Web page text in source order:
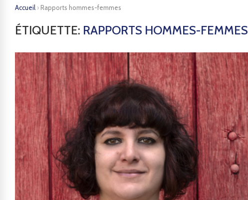
Accueil › Rapports hommes-femmes
ÉTIQUETTE: RAPPORTS HOMMES-FEMMES